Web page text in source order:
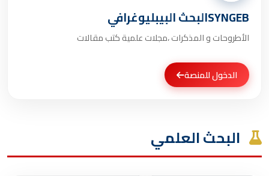
SYNGEBالبحث البيبليوغرافي
الأطروحات و المذكرات ،مجلات علمية كتب مقالات
الدخول للمنصة
البحث العلمي